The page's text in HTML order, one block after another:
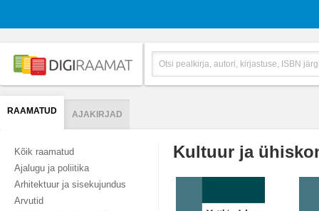
RAAMATUD AJAKIRJAD
Kõik raamatud
Ajalugu ja poliitika
Arhitektuur ja sisekujundus
Arvutid
Kultuur ja